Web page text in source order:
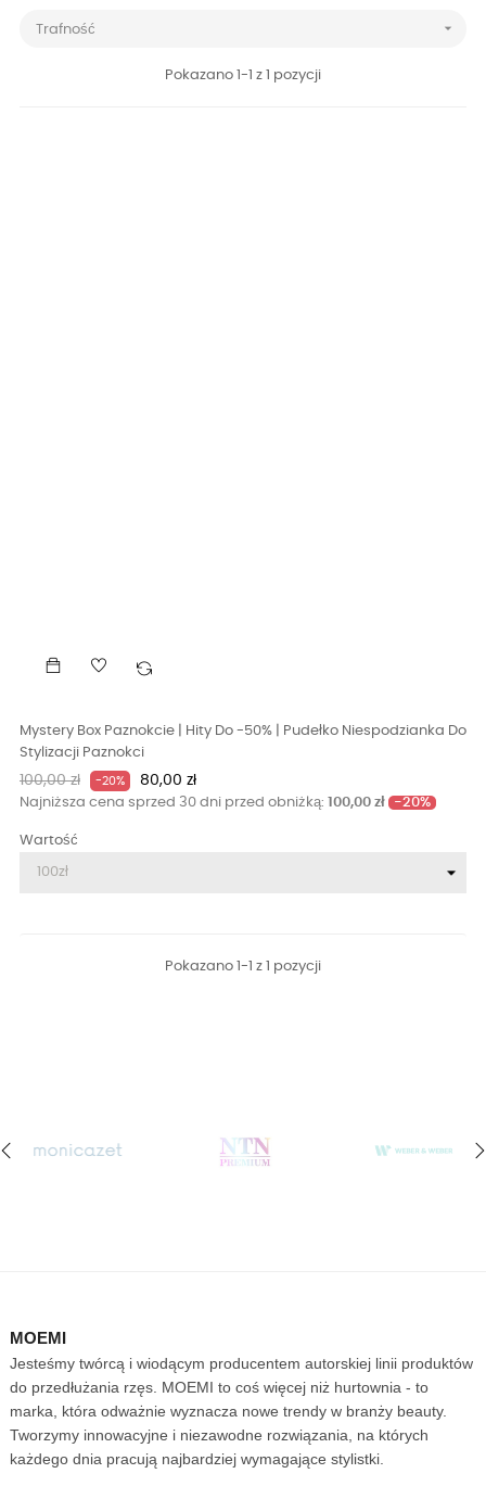
Trafność 
Pokazano 1-1 z 1 pozycji
Mystery Box Paznokcie | Hity Do -50% | Pudełko Niespodzianka Do
Stylizacji Paznokci
Cena
podstawowa
100,00 zł -20% Cena
80,00 zł
Najniższa cena sprzed 30 dni przed obniżką: 100,00 zł -20%
Wartość
Pokazano 1-1 z 1 pozycji
MOEMI
Jesteśmy twórcą i wiodącym producentem autorskiej linii produktów
do przedłużania rzęs. MOEMI to coś więcej niż hurtownia - to
marka, która odważnie wyznacza nowe trendy w branży beauty.
Tworzymy innowacyjne i niezawodne rozwiązania, na których
każdego dnia pracują najbardziej wymagające stylistki.